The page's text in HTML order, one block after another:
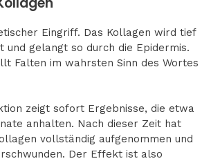
Eingriff. Das Kollagen wird tief
und gelangt so durch die Epidermis.
Falten im wahrsten Sinn des Wortes
zeigt sofort Ergebnisse, die etwa
anhalten. Nach dieser Zeit hat
vollständig aufgenommen und
Der Effekt ist also